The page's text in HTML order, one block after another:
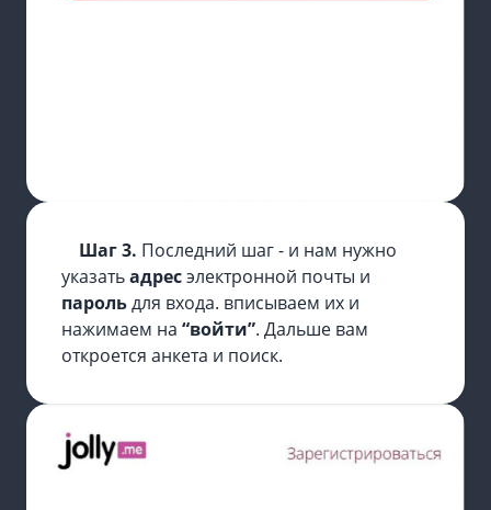
Шаг 3. Последний шаг - и нам нужно
указатьадресэлектронной почты и
парольдля входа. вписываем их и
нажимаем на “войти”. Дальше вам
откроется анкета и поиск.